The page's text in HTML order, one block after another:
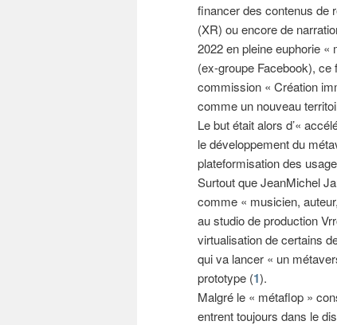
financer des contenus de
(XR) ou encore de
2022 en pleine euphorie
(ex-groupe Facebook),
commission « Création
comme un nouveau
Le but était alors d’«
le développement du
plateformisation des
Surtout que JeanMichel
comme « musicien,
au studio de production
virtualisation de certains
qui va lancer « un
prototype (1).
Malgré le « métaflop »
entrent toujours dans le